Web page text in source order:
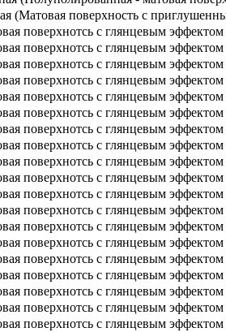
(Матовая поверхность с
поверхнотсь с глянцевым эффектом
поверхнотсь с глянцевым эффектом
поверхнотсь с глянцевым эффектом
поверхнотсь с глянцевым эффектом
поверхнотсь с глянцевым эффектом
поверхнотсь с глянцевым эффектом
поверхнотсь с глянцевым эффектом
поверхнотсь с глянцевым эффектом
поверхнотсь с глянцевым эффектом
поверхнотсь с глянцевым эффектом
поверхнотсь с глянцевым эффектом
поверхнотсь с глянцевым эффектом
поверхнотсь с глянцевым эффектом
поверхнотсь с глянцевым эффектом
поверхнотсь с глянцевым эффектом
поверхнотсь с глянцевым эффектом
поверхнотсь с глянцевым эффектом
поверхнотсь с глянцевым эффектом
поверхнотсь с глянцевым эффектом